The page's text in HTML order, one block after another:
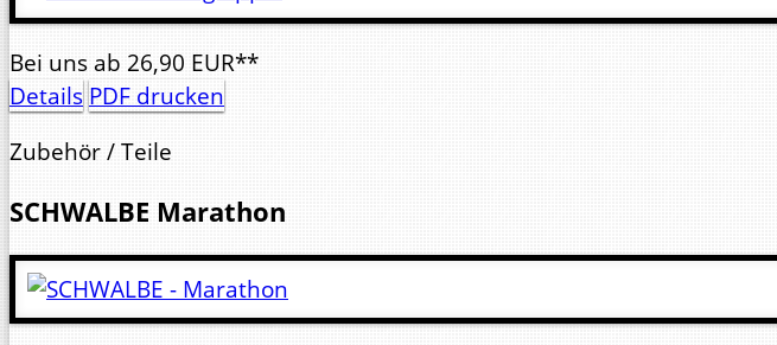
Bei unsab 26,90 EUR**
Details PDF drucken
Zubehör / Teile
SCHWALBE Marathon